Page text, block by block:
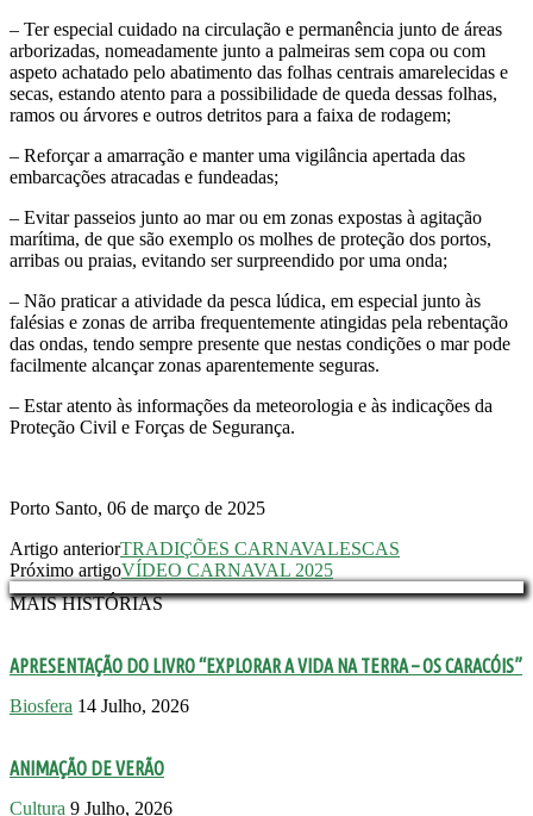
– Ter especial cuidado na circulação e permanência junto de áreas
arborizadas, nomeadamente junto a palmeiras sem copa ou com
aspeto achatado pelo abatimento das folhas centrais amarelecidas e
secas, estando atento para a possibilidade de queda dessas folhas,
ramos ou árvores e outros detritos para a faixa de rodagem;
– Reforçar a amarração e manter uma vigilância apertada das
embarcações atracadas e fundeadas;
– Evitar passeios junto ao mar ou em zonas expostas à agitação
marítima, de que são exemplo os molhes de proteção dos portos,
arribas ou praias, evitando ser surpreendido por uma onda;
– Não praticar a atividade da pesca lúdica, em especial junto às
falésias e zonas de arriba frequentemente atingidas pela rebentação
das ondas, tendo sempre presente que nestas condições o mar pode
facilmente alcançar zonas aparentemente seguras.
– Estar atento às informações da meteorologia e às indicações da
Proteção Civil e Forças de Segurança.
Porto Santo, 06 de março de 2025
Artigo anteriorTRADIÇÕES CARNAVALESCAS
Próximo artigoVÍDEO CARNAVAL 2025
MAIS HISTÓRIAS
APRESENTAÇÃO DO LIVRO “EXPLORAR A VIDA NA TERRA – OS CARACÓIS”
Biosfera 14 Julho, 2026
ANIMAÇÃO DE VERÃO
Cultura 9 Julho, 2026